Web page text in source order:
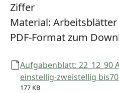
Ziffer
Material:
PDF-Format zum
Aufgabenblatt: 22_12_90
einstellig-zweistellig
177 KB